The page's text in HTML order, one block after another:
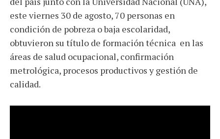
este viernes 30 de agosto, 70 personas en
condición de pobreza o baja escolaridad,
obtuvieron su título de formación técnica en las
áreas de salud ocupacional, confirmación
metrológica, procesos productivos y gestión de
calidad.